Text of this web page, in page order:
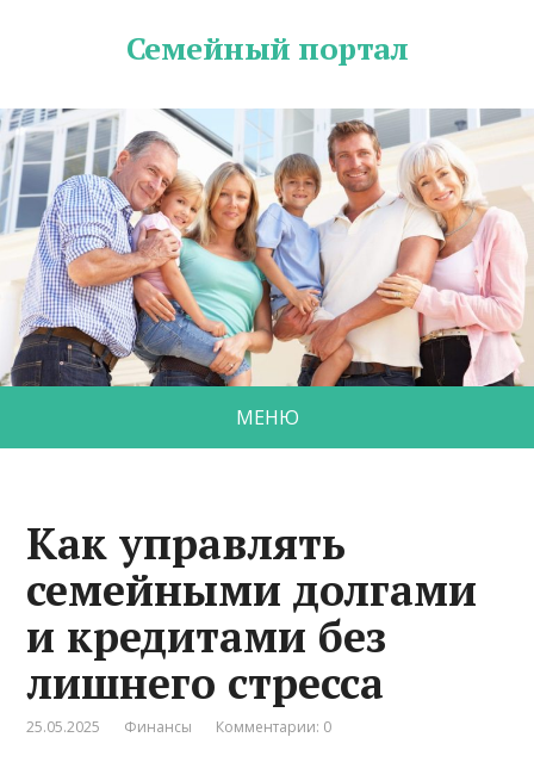
Семейный портал
МЕНЮ
Как управлять
семейными долгами
и кредитами без
лишнего стресса
25.05.2025 Финансы Комментарии: 0